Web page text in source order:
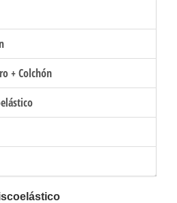
+ Colchón